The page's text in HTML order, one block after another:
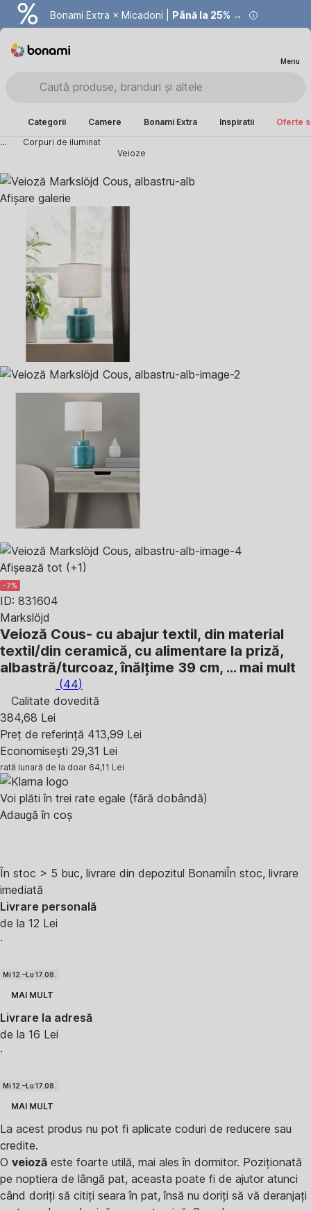
Bonami Extra × Micadoni | Până la 25% →
Summer Sale | Economisești până la 40% →
Menu
Categorii Camere Bonami Extra Inspiratii
Oferte
...
Corpuri de iluminat
Veioze
Afișare galerie
Afișează tot (+1)
-7%
ID: 831604
Markslöjd
Veioză Cous- cu abajur textil, din material
textil/din ceramică, cu alimentare la priză,
albastră/turcoaz, înălțime 39 cm, … mai mult
(44)
Calitate dovedită
384,68 Lei
Preț de referință 413,99 Lei
Economisești 29,31 Lei
rată lunară de la doar 64,11 Lei
Voi plăti în trei rate egale (fără dobândă)
Adaugă în coș
În stoc > 5 buc, livrare din depozitul BonamiÎn stoc, livrare
imediată
Livrare personală
de la 12 Lei
·
Mi 12.–Lu 17.08.
MAI MULT
Livrare la adresă
de la 16 Lei
·
Mi 12.–Lu 17.08.
MAI MULT
La acest produs nu pot fi aplicate coduri de reducere sau
credite.
O veioză este foarte utilă, mai ales în dormitor. Poziționată
pe noptiera de lângă pat, aceasta poate fi de ajutor atunci
când doriți să citiți seara în pat, însă nu doriți să vă deranjați